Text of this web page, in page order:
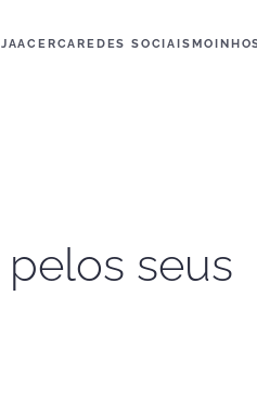
ACERCAREDES SOCIAIS
seus